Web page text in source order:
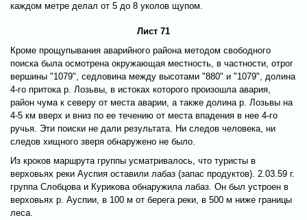
каждом метре делал от 5 до 8 уколов щупом.
Лист 71
Кроме прощупывания аварийного района методом свободного
поиска была осмотрена окружающая местность, в частности, отрог
вершины "1079", седловина между высотами "880" и "1079", долина
4-го притока р. Лозьвы, в истоках которого произошла авария,
район чума к северу от места аварии, а также долина р. Лозьвы на
4-5 км вверх и вниз по ее течению от места впадения в нее 4-го
ручья. Эти поиски не дали результата. Ни следов человека, ни
следов хищного зверя обнаружено не было.
Из кроков маршрута группы усматривалось, что туристы в
верховьях реки Ауспия оставили лабаз (запас продуктов). 2.03.59 г.
группа Слобцова и Курикова обнаружила лабаз. Он был устроен в
верховьях р. Ауспии, в 100 м от берега реки, в 500 м ниже границы
леса.